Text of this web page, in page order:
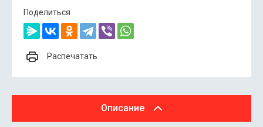
Поделиться
Распечатать
Описание